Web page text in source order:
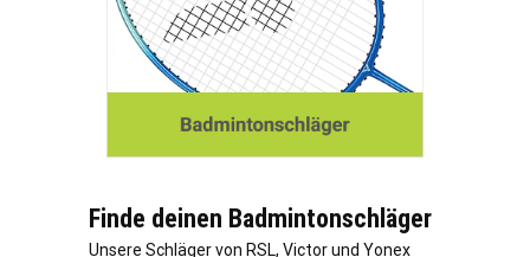
Finde deinen Badmintonschläger
Unsere Schläger von RSL, Victor und Yonex